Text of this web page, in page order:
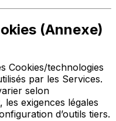
(Annexe)
Cookies/technologies
par les Services.
selon
les exigences légales
d’outils tiers.